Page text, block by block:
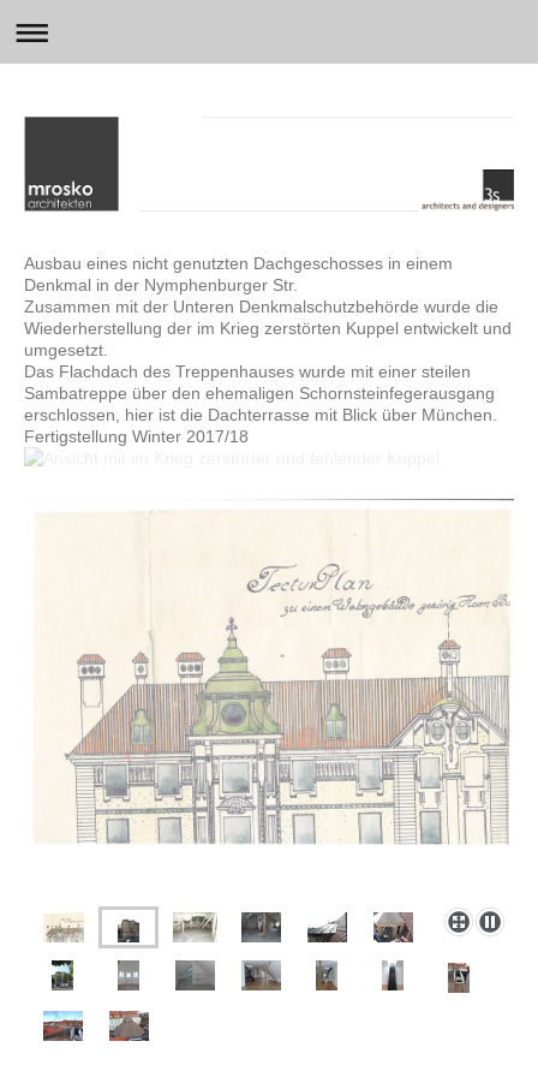
Ausbau eines nicht genutzten Dachgeschosses in einem
Denkmal in der Nymphenburger Str.
Zusammen mit der Unteren Denkmalschutzbehörde wurde die
Wiederherstellung der im Krieg zerstörten Kuppel entwickelt und
umgesetzt.
Das Flachdach des Treppenhauses wurde mit einer steilen
Sambatreppe über den ehemaligen Schornsteinfegerausgang
erschlossen, hier ist die Dachterrasse mit Blick über München.
Fertigstellung Winter 2017/18